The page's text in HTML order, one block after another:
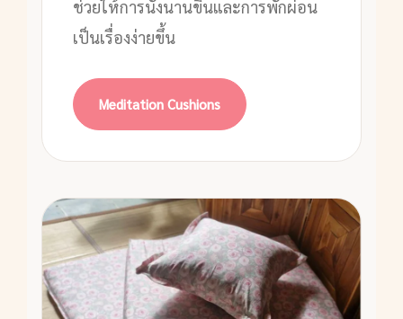
ช่วยให้การนั่งนานขึ้นและการพักผ่อน
เป็นเรื่องง่ายขึ้น
Meditation Cushions